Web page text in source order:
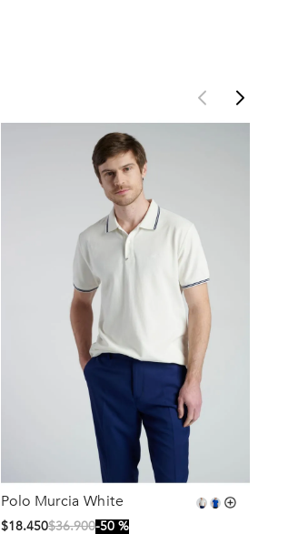
Polo Murcia White
$18.450$36.900 50 %
Talla